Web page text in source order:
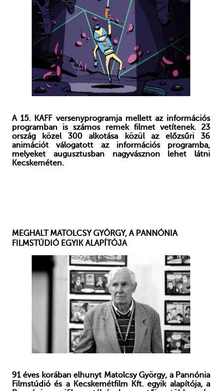
A 15. KAFF versenyprogramja mellett az információs
programban is számos remek filmet vetítenek. 23
ország közel 300 alkotása közül az előzsűri 36
animációt válogatott az információs programba,
melyeket augusztusban nagyvásznon lehet látni
Kecskeméten.
MEGHALT MATOLCSY GYÖRGY, A PANNÓNIA
FILMSTÚDIÓ EGYIK ALAPÍTÓJA
91 éves korában elhunyt Matolcsy György, a Pannónia
Filmstúdió és a Kecskemétfilm Kft. egyik alapítója, a